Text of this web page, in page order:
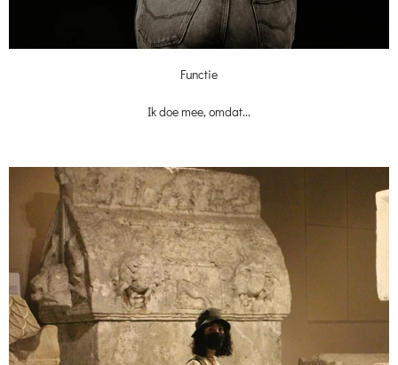
Functie
Ik doe mee, omdat...